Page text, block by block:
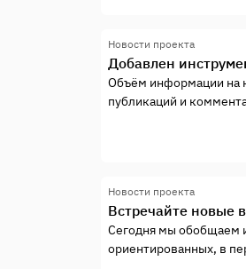
Новости проекта
Добавлен
Объём информации на
публикаций и
Новости проекта
Встречайте новые
Сегодня мы обобщаем
ориентированных, в